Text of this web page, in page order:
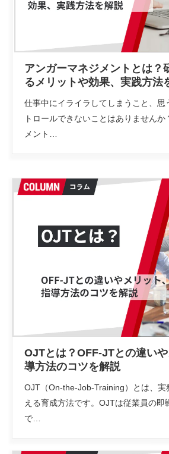
アンガーマネジメントとは？
るメリットや効果、実践方法
仕事中にイライラしてしまうこと、思
トロールできないことはありません
メント…
OJTとは？OFF-JTとの違い
導方法のコツを解説
OJT（On-the-Job-Training）とは、実
える育成方法です。OJTは従業員の即
で…